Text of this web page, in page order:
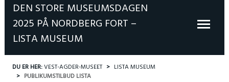
DEN STORE MUSEUMSDAGEN
2025 PÅ NORDBERG FORT –
LISTA MUSEUM
DU ER HER:VEST-AGDER-MUSEET
LISTA MUSEUM
PUBLIKUMSTILBUD LISTA